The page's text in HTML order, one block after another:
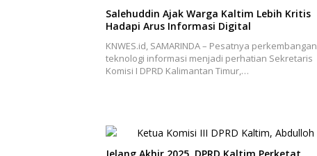
Salehuddin Ajak Warga Kaltim Lebih Kritis
Hadapi Arus Informasi Digital
KNWES.id, SAMARINDA – Pesatnya perkembangan
teknologi informasi menjadi perhatian Sekretaris
Komisi I DPRD Kalimantan Timur,…
Jelang Akhir 2025, DPRD Kaltim Perketat